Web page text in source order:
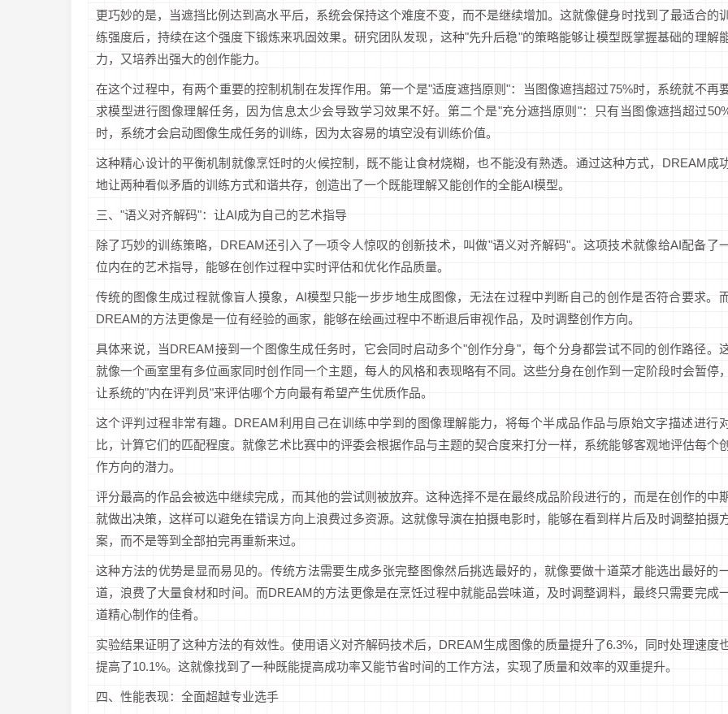
更巧妙的是，当遮挡比例达到高水平后，系统会保持这个难度不变，而不是继续增加。这就像健身时找到了最适合的训
练强度后，持续在这个强度下锻炼来巩固效果。研究团队发现，这种"先升后稳"的策略能够让模型既掌握基础的理解
力，又培养出强大的创作能力。
在这个过程中，有两个重要的控制机制在发挥作用。第一个是"适度遮挡原则"：当图像遮挡超过75%时，系统就不再
求模型进行图像理解任务，因为信息太少会导致学习效果不好。第二个是"充分遮挡原则"：只有当图像遮挡超过
时，系统才会启动图像生成任务的训练，因为太容易的填空没有训练价值。
这种精心设计的平衡机制就像烹饪时的火候控制，既不能让食材烧糊，也不能没有熟透。通过这种方式，DREAM成
地让两种看似矛盾的训练方式和谐共存，创造出了一个既能理解又能创作的全能AI模型。
三、"语义对齐解码"：让AI成为自己的艺术指导
除了巧妙的训练策略，DREAM还引入了一项令人惊叹的创新技术，叫做"语义对齐解码"。这项技术就像给AI配备了
位内在的艺术指导，能够在创作过程中实时评估和优化作品质量。
传统的图像生成过程就像盲人摸象，AI模型只能一步步地生成图像，无法在过程中判断自己的创作是否符合要求。
DREAM的方法更像是一位有经验的画家，能够在绘画过程中不断退后审视作品，及时调整创作方向。
具体来说，当DREAM接到一个图像生成任务时，它会同时启动多个"创作分身"，每个分身都尝试不同的创作路径。
就像一个画室里有多位画家同时创作同一个主题，每人的风格和表现略有不同。这些分身在创作到一定阶段时会暂停，
让系统的"内在评判员"来评估哪个方向最有希望产生优质作品。
这个评判过程非常有趣。DREAM利用自己在训练中学到的图像理解能力，将每个半成品作品与原始文字描述进行
比，计算它们的匹配程度。就像艺术比赛中的评委会根据作品与主题的契合度来打分一样，系统能够客观地评估每个创
作方向的潜力。
评分最高的作品会被选中继续完成，而其他的尝试则被放弃。这种选择不是在最终成品阶段进行的，而是在创作的中
就做出决策，这样可以避免在错误方向上浪费过多资源。这就像导演在拍摄电影时，能够在看到样片后及时调整拍摄
案，而不是等到全部拍完再重新来过。
这种方法的优势是显而易见的。传统方法需要生成多张完整图像然后挑选最好的，就像要做十道菜才能选出最好的
道，浪费了大量食材和时间。而DREAM的方法更像是在烹饪过程中就能品尝味道，及时调整调料，最终只需要完成
道精心制作的佳肴。
实验结果证明了这种方法的有效性。使用语义对齐解码技术后，DREAM生成图像的质量提升了6.3%，同时处理速度
提高了10.1%。这就像找到了一种既能提高成功率又能节省时间的工作方法，实现了质量和效率的双重提升。
四、性能表现：全面超越专业选手